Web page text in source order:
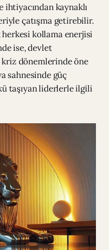
ihtiyacından kaynaklı
çatışma getirebilir.
kollama enerjisi
ise, devlet
dönemlerinde öne
sahnesinde güç
taşıyan liderlerle ilgili